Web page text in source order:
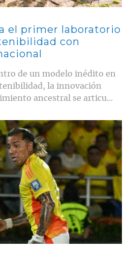
el primer laboratorio
con
de un modelo inédito en
la innovación
ancestral se articu...